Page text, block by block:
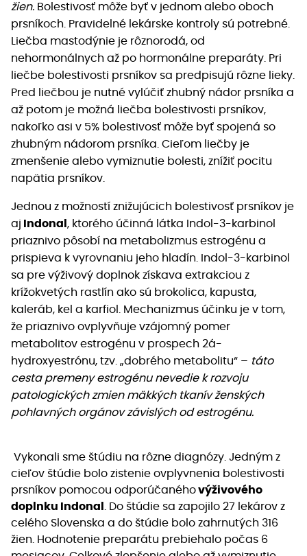
žien. Bolestivosť môže byť v jednom alebo oboch
prsníkoch. Pravidelné lekárske kontroly sú potrebné.
Liečba mastodýnie je rôznorodá, od
nehormonálnych až po hormonálne preparáty. Pri
liečbe bolestivosti prsníkov sa predpisujú rôzne lieky.
Pred liečbou je nutné vylúčiť zhubný nádor prsníka a
až potom je možná liečba bolestivosti prsníkov,
nakoľko asi v 5% bolestivosť môže byť spojená so
zhubným nádorom prsníka. Cieľom liečby je
zmenšenie alebo vymiznutie bolesti, znížiť pocitu
napätia prsníkov.
Jednou z možností znižujúcich bolestivosť prsníkov je
aj Indonal , ktorého účinná látka Indol-3-karbinol
priaznivo pôsobí na metabolizmus estrogénu a
prispieva k vyrovnaniu jeho hladín. Indol-3-karbinol
sa pre výživový doplnok získava extrakciou z
krížokvetých rastlín ako sú brokolica, kapusta,
kaleráb, kel a karfiol. Mechanizmus účinku je v tom,
že priaznivo ovplyvňuje vzájomný pomer
metabolitov estrogénu v prospech 2á-
hydroxyestrónu, tzv. „dobrého metabolitu“ – táto
cesta premeny estrogénu nevedie k rozvoju
patologických zmien mäkkých tkanív ženských
pohlavných orgánov závislých od estrogénu.
Vykonali sme štúdiu na rôzne diagnózy. Jedným z
cieľov štúdie bolo zistenie ovplyvnenia bolestivosti
prsníkov pomocou odporúčanéhovýživového
doplnku Indonal
. Do štúdie sa zapojilo 27 lekárov z
celého Slovenska a do štúdie bolo zahrnutých 316
žien. Hodnotenie preparátu prebiehalo počas 6